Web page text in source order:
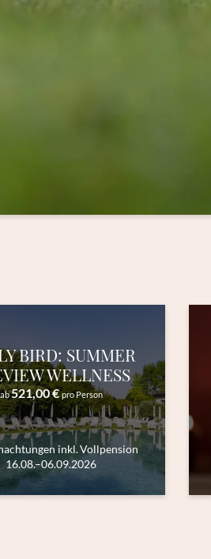
BIRD: SUMMER
WELLNESS
ab521,00 €pro Person
inkl.Vollpension
16.08.–06.09.2026
Einwilligung Marketing*